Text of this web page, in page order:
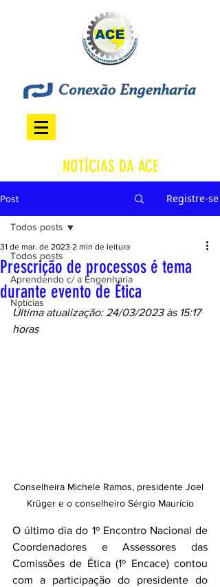
NOTÍCIAS DA ACE
Post Registre-se
Todos posts
Aprendendo c/ a Engenharia
Notícias
Todos posts
Prescrição de processos é tema
durante evento de Ética
31 de mar. de 2023 2 min de leitura
Última atualização: 24/03/2023 às 15:17
horas
Conselheira Michele Ramos, presidente Joel
Krüger e o conselheiro Sérgio Maurício
O último dia do 1º Encontro Nacional de
Coordenadores e Assessores das
Comissões de Ética (1º Encace) contou
com a participação do presidente do